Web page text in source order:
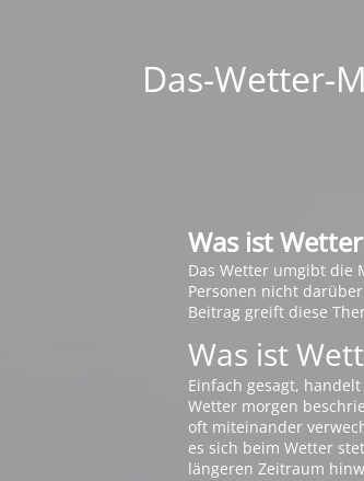
Das-Wetter-
Was ist Wetter
Das Wetter umgibt die
Personen nicht
Beitrag greift diese
Was ist
Einfach gesagt,
Wetter morgen
oft miteinander
es sich beim Wetter
längeren Zeitraum